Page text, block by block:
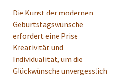
Die Kunst der modernen
Geburtstagswünsche
erfordert eine Prise
Kreativität und
Individualität, um die
Glückwünsche unvergesslich